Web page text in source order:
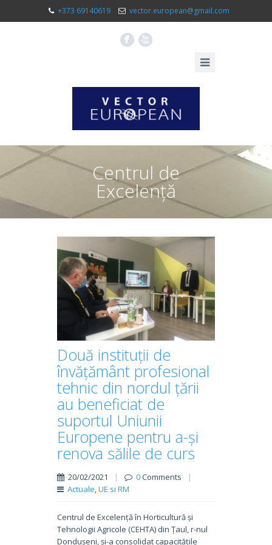
+373 69140619 vector.european@gmail.com
F X
Centrul de
Excelență
Două instituții de
învățământ profesional
tehnic din nordul țării
au beneficiat de
suportul Uniunii
Europene pentru a-și
renova sălile de curs
20/02/2021 | 0Comments
|
Actuale,UE si RM
Centrul de Excelență în Horticultură și
Tehnologii Agricole (CEHTA) din Țaul, r-nul
Dondușeni, și-a consolidat capacitățile